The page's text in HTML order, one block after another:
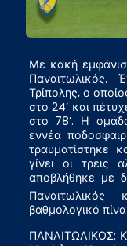
Με κακή
Τρίπολης, ο
στο 24’ και
στο 78’. Η
εννέα
τραυματίστηκε
γίνει οι τρεις
αποβλήθηκε με
βαθμολογικό
ΠΑΝΑΙΤΩΛΙΚΟΣ: